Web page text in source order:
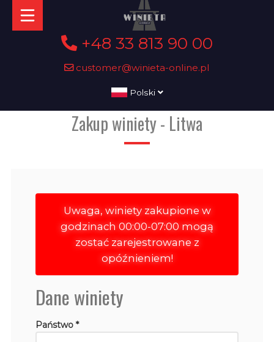
+48 33 813 90 00
customer@winieta-online.pl
Polski
Zakup winiety - Litwa
Uwaga, winiety zakupione w
godzinach 00:00-07:00 mogą
zostać zarejestrowane z
opóźnieniem!
Dane winiety
Państwo *